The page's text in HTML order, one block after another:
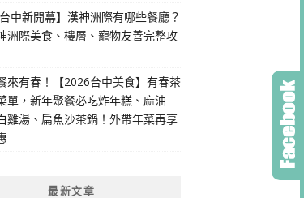
台中新開幕】漢神洲際有哪些餐廳？
洲際美食、樓層、寵物友善完整攻
來有春！【2026台中美食】有春茶
單，新年聚餐必吃炸年糕、麻油
雞湯、扁魚沙茶鍋！外帶年菜再享
最新文章